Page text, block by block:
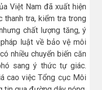
Việt Nam đã xuất hiện
thanh tra, kiểm tra trong
chất lượng tăng, ý
luật về bảo vệ môi
nhiều chuyển biến căn
sang ý thức tự giác.
cao việc Tổng cục Môi